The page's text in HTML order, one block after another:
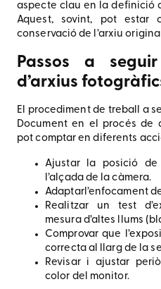
aspecte clau en la definició
Aquest, sovint, pot estar
conservació de l’arxiu
Passos a
d’arxius
El procediment de treball a
Document en el procés de
pot comptar en diferents
Ajustar la posició
l’alçada de la càmera.
Adaptarl’enfocament
Realitzar un test
mesura d’altes llums
Comprovar que
correcta al llarg de la
Revisar i ajustar
color del monitor.